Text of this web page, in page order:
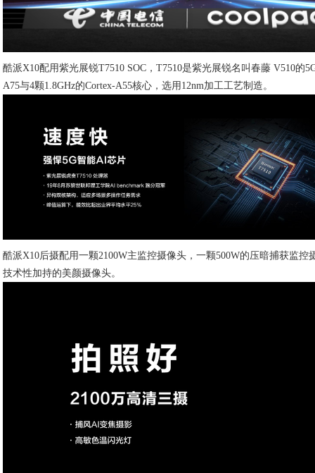
酷派X10配用紫光展锐T7510 SOC，T7510是紫光展锐名叫春藤 V510的
A75与4颗1.8GHz的Cortex-A55核心，选用12nm加工工艺制造。
酷派X10后摄配用一颗2100W主监控摄像头，一颗500W的压暗捕获监
技术性加持的美颜摄像头。